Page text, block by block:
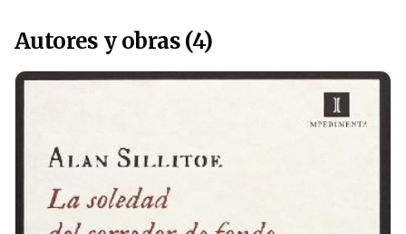
Autores y obras (4)